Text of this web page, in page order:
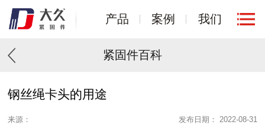
产品 案例 我们
紧固件百科
钢丝绳卡头的用途
来源： 发布日期： 2022-08-31